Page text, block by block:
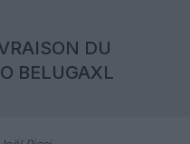
DU
BELUGAXL